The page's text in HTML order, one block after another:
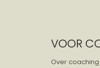
VOOR
Over coaching